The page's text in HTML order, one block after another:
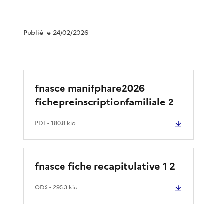
Publié le 24/02/2026
fnasce manifphare2026
fichepreinscriptionfamiliale 2
PDF- 180.8 kio
fnasce fiche recapitulative 1 2
ODS - 295.3 kio